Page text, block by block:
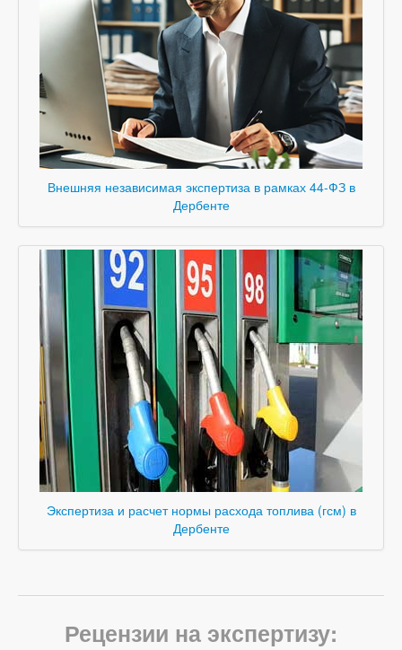
Внешняя независимая экспертиза в рамках 44-ФЗ в
Дербенте
Экспертиза и расчет нормы расхода топлива (гсм) в
Дербенте
Рецензии на экспертизу: